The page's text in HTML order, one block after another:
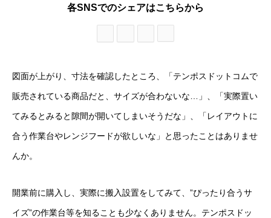
各SNSでのシェアはこちらから
図面が上がり、寸法を確認したところ、「テンポスドットコムで
販売されている商品だと、サイズが合わないな…」、「実際置い
てみるとみると隙間が開いてしまいそうだな」、「レイアウトに
合う作業台やレンジフードが欲しいな」と思ったことはありませ
んか。
開業前に購入し、実際に搬入設置をしてみて、”ぴったり合うサ
イズ”の作業台等を知ることも少なくありません。テンポスドッ